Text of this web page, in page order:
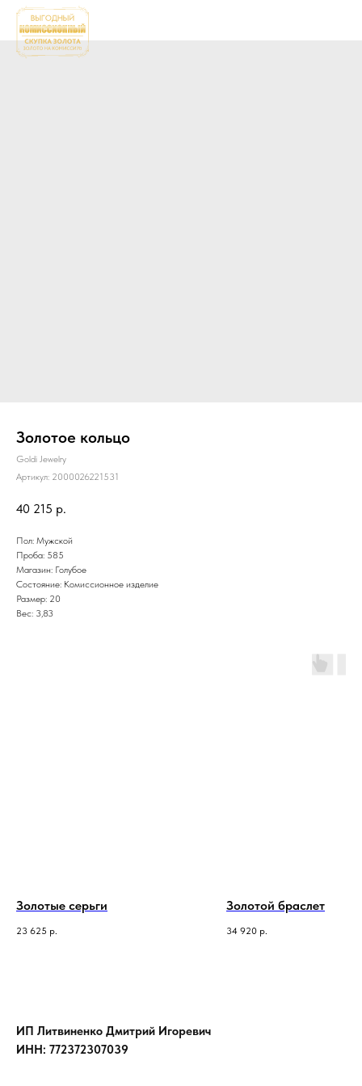
Золотое кольцо
Goldi Jewelry
Артикул: 2000026221531
40 215 р.
Пол: Мужской
Проба: 585
Магазин: Голубое
Состояние: Комиссионное изделие
Размер: 20
Вес: 3,83
Золотые серьги
23 625 р.
Золотой браслет
34 920 р.
ИП Литвиненко Дмитрий Игоревич
ИНН: 772372307039